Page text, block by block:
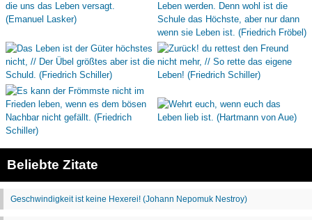
Beliebte Zitate